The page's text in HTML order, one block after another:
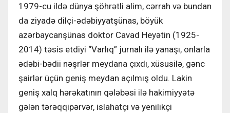
1979-cu ildə dünya şöhrətli alim, cərrah və bundan
da ziyadə dilçi-ədəbiyyatşünas, böyük
azərbaycanşünas doktor Cavad Heyətin (1925-
2014) təsis etdiyi “Varlıq” jurnalı ilə yanaşı, onlarla
ədəbi-bədii nəşrlər meydana çıxdı, xüsusilə, gənc
şairlər üçün geniş meydan açılmış oldu. Lakin
geniş xalq hərəkatının qələbəsi ilə hakimiyyətə
gələn tərəqqipərvər, islahatçı və yenilikçi